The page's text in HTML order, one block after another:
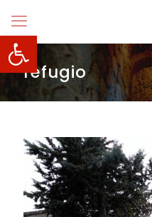
Abrir barra de herramientas
refugio